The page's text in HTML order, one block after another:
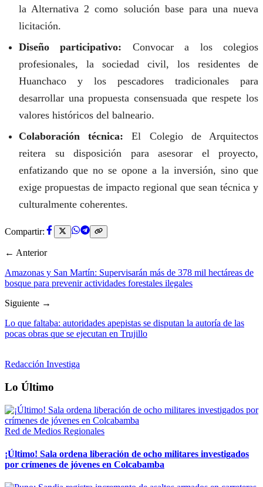
la Alternativa 2 como solución base para una nueva
licitación.
Diseño participativo: Convocar a los colegios
profesionales, la sociedad civil, los residentes de
Huanchaco y los pescadores tradicionales para
desarrollar una propuesta consensuada que respete los
valores históricos del balneario.
Colaboración técnica: El Colegio de Arquitectos
reitera su disposición para asesorar el proyecto,
enfatizando que no se opone a la inversión, sino que
exige propuestas de impacto regional que sean técnica y
culturalmente coherentes.
Compartir:
← Anterior
Amazonas y San Martín: Supervisarán más de 378 mil hectáreas de
bosque para prevenir actividades forestales ilegales
Siguiente →
Lo que faltaba: autoridades apepistas se disputan la autoría de las
pocas obras que se ejecutan en Trujillo
Redacción Investiga
Lo Último
Red de Medios Regionales
¡Último! Sala ordena liberación de ocho militares investigados
por crímenes de jóvenes en Colcabamba